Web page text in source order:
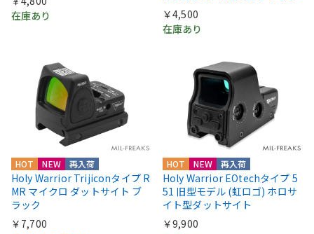
在庫あり
￥4,500
在庫あり
HOT NEW 再入荷
Holy Warrior Trijiconタイプ R
MR マイクロ ダットサイト ブ
ラック
￥7,700
HOT NEW 再入荷
Holy Warrior EOtechタイプ 5
51 旧型モデル (虹ロゴ) ホロサ
イト型ダットサイト
￥9,900